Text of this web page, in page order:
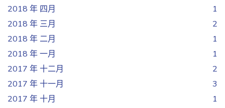
2018 年 四月
1
2018 年 三月
2
2018 年 二月
1
2018 年 一月
1
2017 年 十二月
2
2017 年 十一月
3
2017 年 十月
1